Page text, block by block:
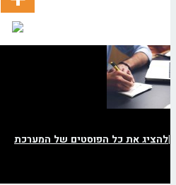
|להציג את כל הפוסטים של המערכת